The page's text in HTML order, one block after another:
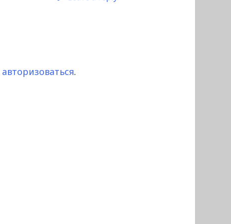
авторизоваться.